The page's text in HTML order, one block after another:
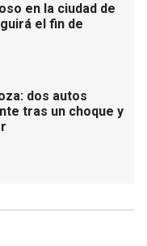
en la ciudad de
el fin de
dos autos
tras un choque y